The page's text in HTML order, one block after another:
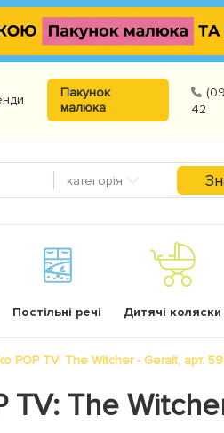
Пакунок
малюка
42
категорія
Постільні речі Дитячі коляски
POP TV: The Witcher - Geralt, арт.
TV: The